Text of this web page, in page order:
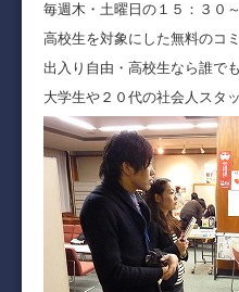
毎週木・土曜日の１５：３０
高校生を対象にした無料のコ
出入り自由・高校生なら誰で
大学生や２０代の社会人スタ